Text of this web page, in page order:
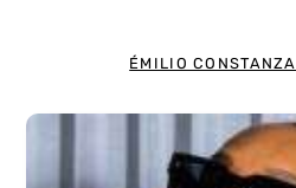
ÉMILIO CONSTANZA